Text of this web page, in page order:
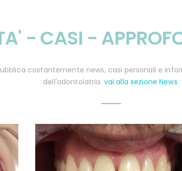
- CASI -
costantemente news, casi personali e
dell'odontoiatria. vai alla sezione News.